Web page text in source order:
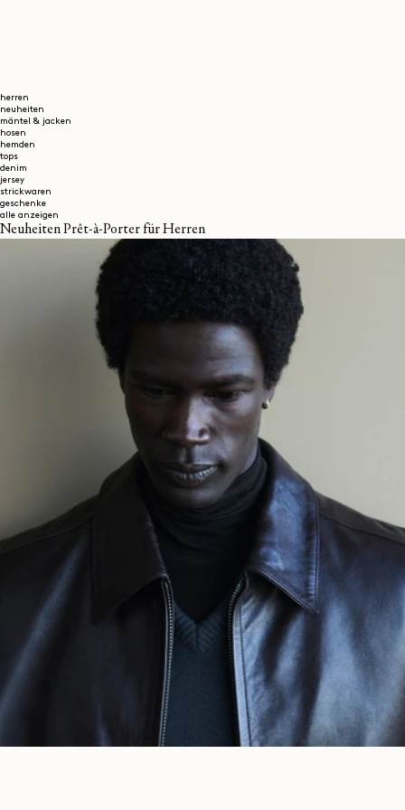
herren
neuheiten
mäntel & jacken
hosen
hemden
tops
denim
jersey
strickwaren
geschenke
alle anzeigen
Neuheiten Prêt-à-Porter für Herren